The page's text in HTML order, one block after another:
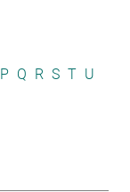
P Q R S T U